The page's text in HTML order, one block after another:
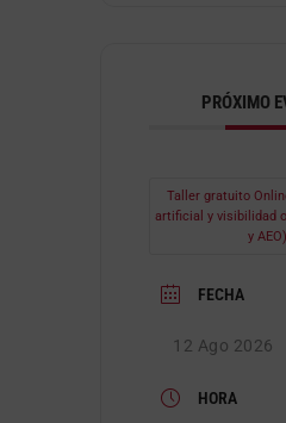
PRÓXIMO
Taller gratuito
artificial y visibilidad
y AEO)
FECHA
12 Ago 2026
HORA